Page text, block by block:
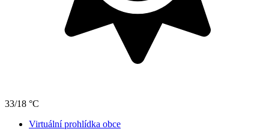
33/18 °C
Virtuální prohlídka obce